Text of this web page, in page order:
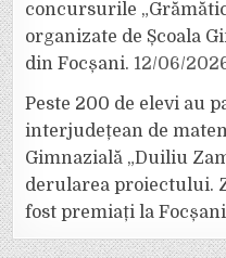
concursurile
organizate de Școala
din Focșani. 12/06/
Peste 200 de elevi au
interjudețean de
Gimnazială „Duiliu
derularea proiectului.
fost premiați la Focșani